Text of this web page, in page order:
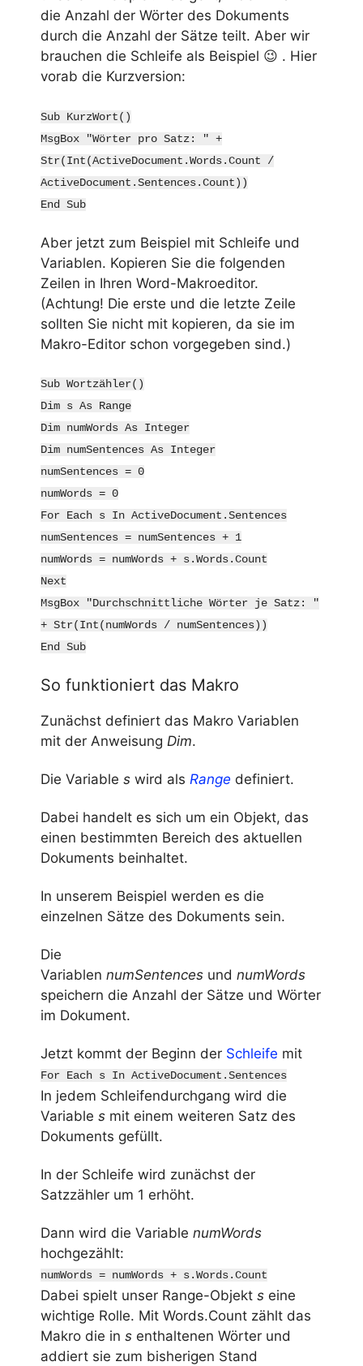
die Anzahl der Wörter des Dokuments
durch die Anzahl der Sätze teilt. Aber wir
brauchen die Schleife als Beispiel 😉 . Hier
vorab die Kurzversion:
Sub KurzWort()
MsgBox "Wörter pro Satz: " +
Str(Int(ActiveDocument.Words.Count /
ActiveDocument.Sentences.Count))
End Sub
Aber jetzt zum Beispiel mit Schleife und
Variablen. Kopieren Sie die folgenden
Zeilen in Ihren Word-Makroeditor.
(Achtung! Die erste und die letzte Zeile
sollten Sie nicht mit kopieren, da sie im
Makro-Editor schon vorgegeben sind.)
Sub Wortzähler()
Dim s As Range
Dim numWords As Integer
Dim numSentences As Integer
numSentences = 0
numWords = 0
For Each s In ActiveDocument.Sentences
numSentences = numSentences + 1
numWords = numWords + s.Words.Count
Next
MsgBox "Durchschnittliche Wörter je Satz: "
+ Str(Int(numWords / numSentences))
End Sub
So funktioniert das Makro
Zunächst definiert das Makro Variablen
mit der Anweisung Dim.
Die Variable s wird als Range definiert.
Dabei handelt es sich um ein Objekt, das
einen bestimmten Bereich des aktuellen
Dokuments beinhaltet.
In unserem Beispiel werden es die
einzelnen Sätze des Dokuments sein.
Die
Variablen numSentences und numWords
speichern die Anzahl der Sätze und Wörter
im Dokument.
Jetzt kommt der Beginn der Schleife mit
For Each s In ActiveDocument.Sentences
In jedem Schleifendurchgang wird die
Variable s mit einem weiteren Satz des
Dokuments gefüllt.
In der Schleife wird zunächst der
Satzzähler um 1 erhöht.
Dann wird die Variable numWords
hochgezählt:
numWords = numWords + s.Words.Count
Dabei spielt unser Range-Objekt s eine
wichtige Rolle. Mit Words.Count zählt das
Makro die in s enthaltenen Wörter und
addiert sie zum bisherigen Stand